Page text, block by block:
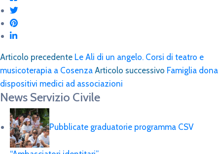
Articolo precedente Le Ali di un angelo. Corsi di teatro e
musicoterapia a Cosenza Articolo successivo Famiglia dona
dispositivi medici ad associazioni
News Servizio Civile
Pubblicate graduatorie programma CSV